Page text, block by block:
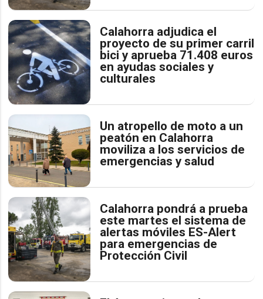
Calahorra adjudica el
proyecto de su primer carril
bici y aprueba 71.408 euros
en ayudas sociales y
culturales
Un atropello de moto a un
peatón en Calahorra
moviliza a los servicios de
emergencias y salud
Calahorra pondrá a prueba
este martes el sistema de
alertas móviles ES-Alert
para emergencias de
Protección Civil